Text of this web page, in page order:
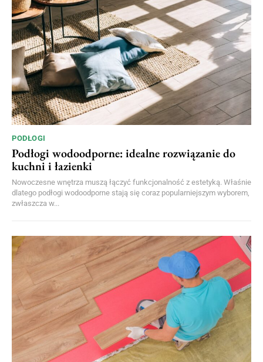
PODŁOGI
Podłogi wodoodporne: idealne rozwiązanie do
kuchni i łazienki
Nowoczesne wnętrza muszą łączyć funkcjonalność z estetyką. Właśnie
dlatego podłogi wodoodporne stają się coraz popularniejszym wyborem,
zwłaszcza w...